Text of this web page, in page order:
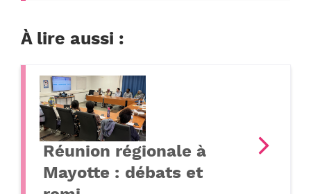
À lire aussi :
Réunion régionale à
Mayotte : débats et